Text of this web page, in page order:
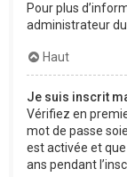
Pour plus
administrateur
Haut
Je suis inscrit
Vérifiez en
mot de passe
est activée et
ans pendant